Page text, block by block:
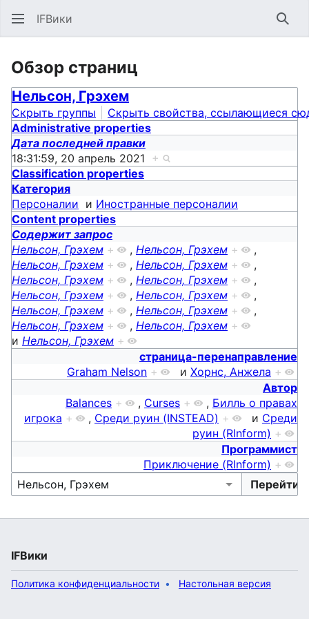
IFВики
Обзор страниц
Нельсон, Грэхем
Скрыть группы
Скрыть свойства, ссылающиеся
Administrative properties
Дата последней правки
18:31:59, 20 апрель 2021 +
Classification properties
Категория
Персоналии и Иностранные персоналии
Content properties
Содержит запрос
Нельсон, Грэхем + , Нельсон, Грэхем +
,
Нельсон, Грэхем + , Нельсон, Грэхем +
,
Нельсон, Грэхем + , Нельсон, Грэхем +
,
Нельсон, Грэхем + , Нельсон, Грэхем +
,
Нельсон, Грэхем + , Нельсон, Грэхем +
,
Нельсон, Грэхем + , Нельсон, Грэхем +
и Нельсон, Грэхем +
страница-перенаправление
Graham Nelson + и Хорнс, Анжела +
Автор
Balances + , Curses + , Билль о правах
игрока + , Среди руин (INSTEAD) + и Среди
руин (RInform) +
Программист
Приключение (RInform) +
IFВики
Политика конфиденциальности Настольная версия